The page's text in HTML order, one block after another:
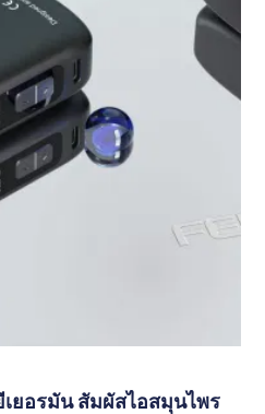
ยอรมัน สัมผัสไอสมุนไพร